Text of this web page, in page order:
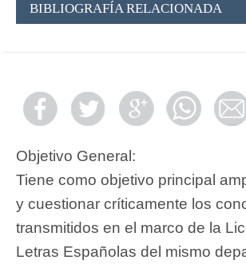
BIBLIOGRAFÍA RELACIONADA
Objetivo General:
Tiene como objetivo principal
y cuestionar críticamente los
transmitidos en el marco de la
Letras Españolas del mismo